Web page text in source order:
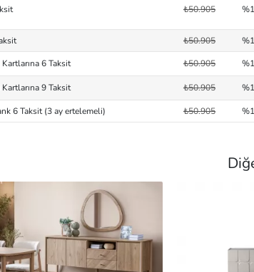
₺50.905
₺50.905
6 Taksit
₺50.905
9 Taksit ₺50.905
6 Taksit (3 ay ertelemeli) ₺50.905